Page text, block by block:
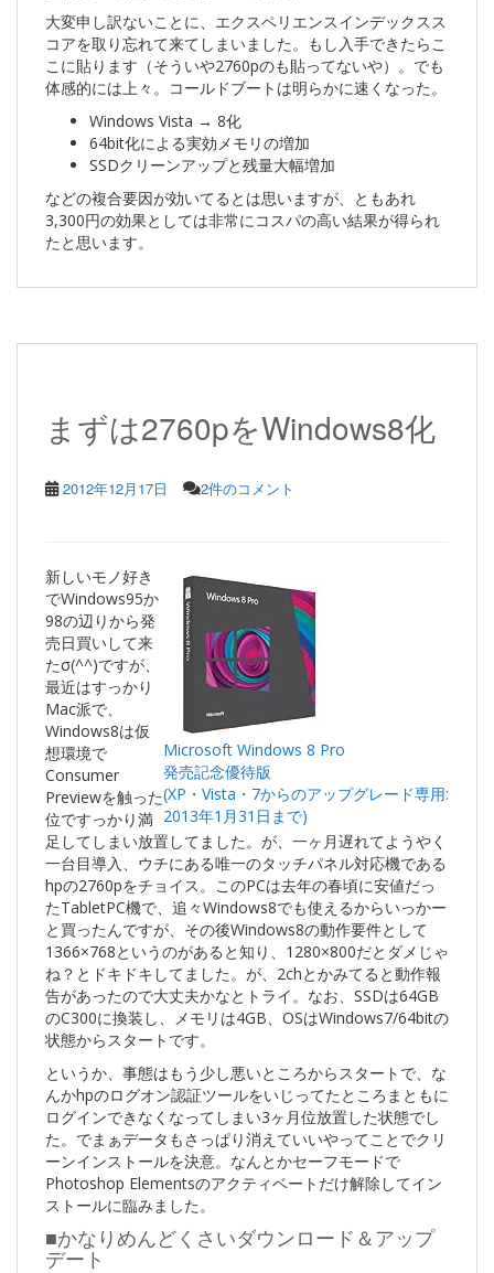
大変申し訳ないことに、エクスペリエンスインデックスス
コアを取り忘れて来てしまいました。もし入手できたらこ
こに貼ります（そういや2760pのも貼ってないや）。でも
体感的には上々。コールドブートは明らかに速くなった。
Windows Vista → 8化
64bit化による実効メモリの増加
SSDクリーンアップと残量大幅増加
などの複合要因が効いてるとは思いますが、ともあれ
3,300円の効果としては非常にコスパの高い結果が得られ
たと思います。
まずは2760pをWindows8化
2012年12月17日 2件のコメント
Microsoft Windows 8 Pro
発売記念優待版
(XP・Vista・7からのアップグレード専用:
2013年1月31日まで)
新しいモノ好き
でWindows95か
98の辺りから発
売日買いして来
たσ(^^)ですが、
最近はすっかり
Mac派で、
Windows8は仮
想環境で
Consumer
Previewを触った
位ですっかり満
足してしまい放置してました。が、一ヶ月遅れてようやく
一台目導入、ウチにある唯一のタッチパネル対応機である
hpの2760pをチョイス。このPCは去年の春頃に安値だっ
たTabletPC機で、追々Windows8でも使えるからいっかー
と買ったんですが、その後Windows8の動作要件として
1366×768というのがあると知り、1280×800だとダメじゃ
ね？とドキドキしてました。が、2chとかみてると動作報
告があったので大丈夫かなとトライ。なお、SSDは64GB
のC300に換装し、メモリは4GB、OSはWindows7/64bitの
状態からスタートです。
というか、事態はもう少し悪いところからスタートで、な
んかhpのログオン認証ツールをいじってたところまともに
ログインできなくなってしまい3ヶ月位放置した状態でし
た。でまぁデータもさっぱり消えていいやってことでクリ
ーンインストールを決意。なんとかセーフモードで
Photoshop Elementsのアクティベートだけ解除してイン
ストールに臨みました。
■かなりめんどくさいダウンロード＆アップ
デート